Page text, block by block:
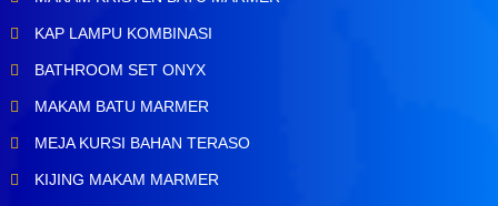
KAP LAMPU KOMBINASI
BATHROOM SET ONYX
MAKAM BATU MARMER
MEJA KURSI BAHAN TERASO
KIJING MAKAM MARMER